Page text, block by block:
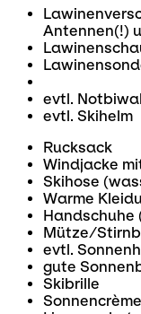
Antennen(!)
evtl.
evtl. Skihelm
Rucksack
Windjacke
Skihose
Warme
Handschuhe
Mütze/
evtl.
gute
Skibrille